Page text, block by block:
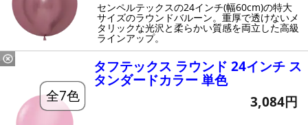
センペルテックスの24インチ(幅60cm)の特大
サイズのラウンドバルーン。重厚で透けないメ
タリックな光沢と柔らかい質感を両立した高級
ラインアップ。
全7色
タフテックス ラウンド 24インチ ス
タンダードカラー 単色
3,084円